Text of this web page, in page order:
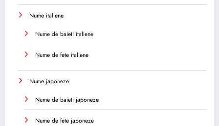
Nume italiene
Nume de baieti italiene
Nume de fete italiene
Nume japoneze
Nume de baieti japoneze
Nume de fete japoneze